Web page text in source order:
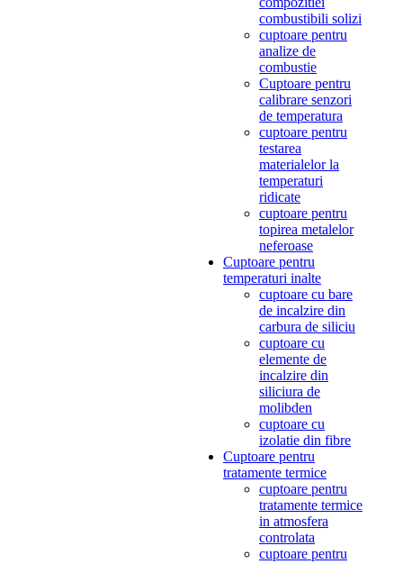
combustibili solizi
cuptoare pentru
analize de
combustie
Cuptoare pentru
calibrare senzori
de temperatura
cuptoare pentru
testarea
materialelor la
temperaturi
ridicate
cuptoare pentru
topirea metalelor
neferoase
Cuptoare pentru
temperaturi inalte
cuptoare cu bare
de incalzire din
carbura de siliciu
cuptoare cu
elemente de
incalzire din
siliciura de
molibden
cuptoare cu
izolatie din fibre
Cuptoare pentru
tratamente termice
cuptoare pentru
tratamente termice
in atmosfera
controlata
cuptoare pentru